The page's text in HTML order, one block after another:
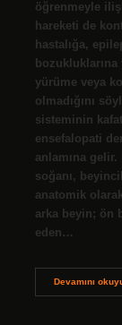
öğrenmeyle
hareketi de
hastalığa,
yürüme veya
olmadığını
sisteminin
ensefalopati
anlamına
soğanı,
anatomik
arka beyin; ön
eden…
Devamını